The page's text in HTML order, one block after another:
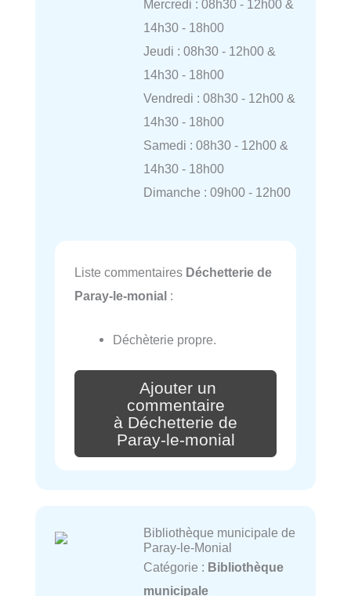
Mercredi : 08h30 - 12h00 &
14h30 - 18h00
Jeudi : 08h30 - 12h00 &
14h30 - 18h00
Vendredi : 08h30 - 12h00 &
14h30 - 18h00
Samedi : 08h30 - 12h00 &
14h30 - 18h00
Dimanche : 09h00 - 12h00
Liste commentaires Déchetterie de
Paray-le-monial :
Déchèterie propre.
Ajouter un
commentaire
à Déchetterie de
Paray-le-monial
Bibliothèque municipale de
Paray-le-Monial
Catégorie : Bibliothèque
municipale